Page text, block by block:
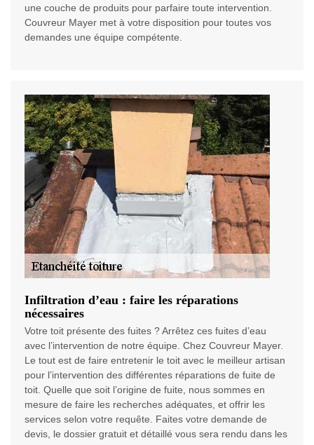
une couche de produits pour parfaire toute intervention.
Couvreur Mayer met à votre disposition pour toutes vos
demandes une équipe compétente.
Infiltration d’eau : faire les réparations
nécessaires
Votre toit présente des fuites ? Arrêtez ces fuites d’eau
avec l’intervention de notre équipe. Chez Couvreur Mayer.
Le tout est de faire entretenir le toit avec le meilleur artisan
pour l’intervention des différentes réparations de fuite de
toit. Quelle que soit l’origine de fuite, nous sommes en
mesure de faire les recherches adéquates, et offrir les
services selon votre requête. Faites votre demande de
devis, le dossier gratuit et détaillé vous sera rendu dans les